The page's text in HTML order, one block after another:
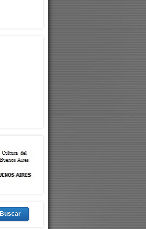
Buscar